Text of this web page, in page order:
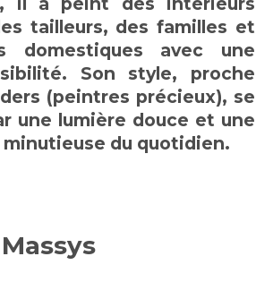
tailleurs, des familles et
domestiques avec une
Son style, proche
(peintres précieux), se
une lumière douce et une
du quotidien.